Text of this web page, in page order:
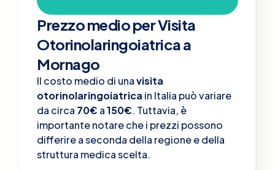
Prezzo medio per Visita
Otorinolaringoiatrica a
Mornago
Il costo medio di unavisita
otorinolaringoiatrica in Italia può variare
da circa 70€ a150€. Tuttavia, è
importante notare che i prezzi possono
differire a seconda della regione e della
struttura medica scelta.